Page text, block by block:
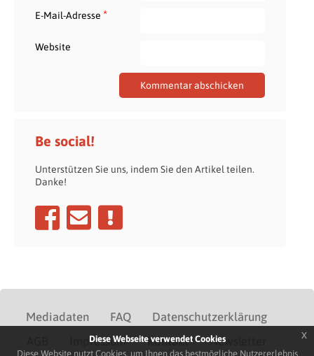
E-Mail-Adresse *
Website
Be social!
Unterstützen Sie uns, indem Sie den Artikel teilen.
Danke!
Mediadaten FAQ
Datenschutzerklärung
Impressum Kontakt Newsletter
Diese Webseite verwendet Cookies
Diese Website nutzt Cookies, um Ihnen das bestmögliche Nutzererlebnis
x